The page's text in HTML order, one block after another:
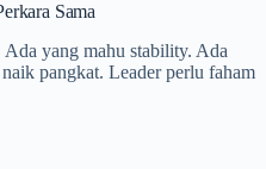
Sama
yang mahu stability. Ada
pangkat. Leader perlu faham